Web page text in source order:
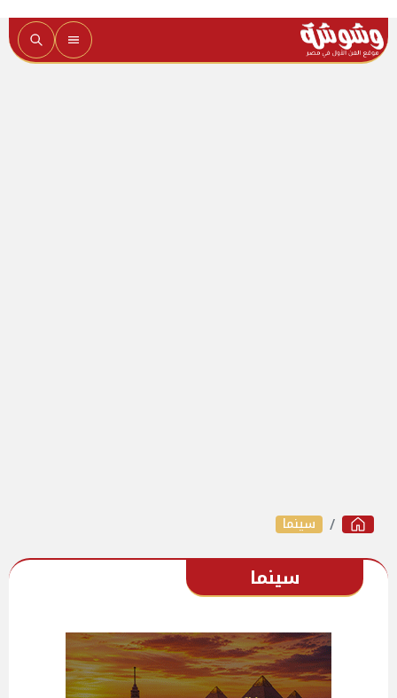
سينما
سينما